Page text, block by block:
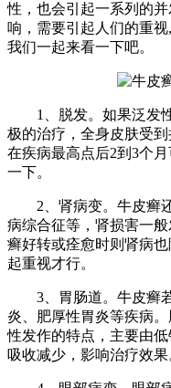
性，也会引起一系列的
响，需要引起人们的重
我们一起来看一下吧。
1、脱发。如果泛发性
极的治疗，全身皮肤受
在疾病最高点后2到3个
一下。
2、肾病变。牛皮癣还
病综合征等，肾损害一
癣好转或痊愈时则肾病
起重视才行。
3、胃肠道。牛皮癣若
炎、肥厚性胃炎等疾病
性发作的特点，主要由
吸收减少，影响治疗效果